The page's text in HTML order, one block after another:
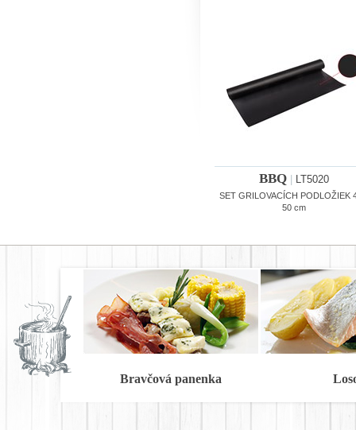
BBQ LT5020
SET GRILOVACÍCH PODLOŽIEK
50 cm
Bravčová panenka